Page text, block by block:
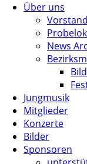
Über uns
Vorstand
News
Jungmusik
Mitglieder
Konzerte
Bilder
Sponsoren